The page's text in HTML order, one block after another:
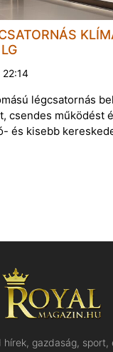
légcsatornás
csendes működést
és kisebb
hírek, gazdaság, sport,